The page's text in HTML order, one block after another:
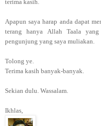
terima kasih.
Apapun saya harap anda dapat
terang hanya Allah Taala
pengunjung yang saya muliakan.
Tolong ye.
Terima kasih banyak-banyak.
Sekian dulu. Wassalam.
Ikhlas,